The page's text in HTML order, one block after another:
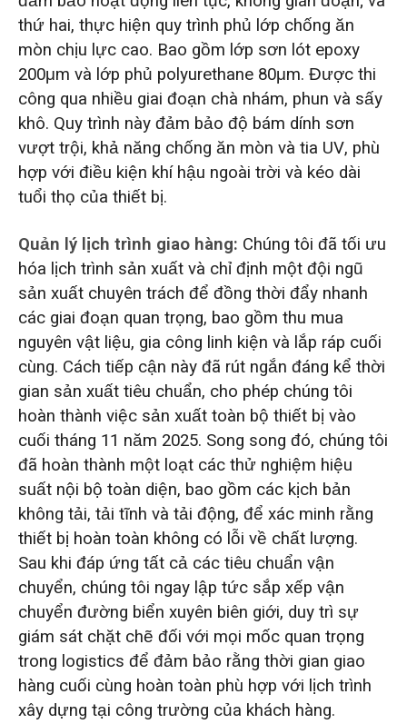
thứ hai, thực hiện quy trình phủ lớp chống ăn
mòn chịu lực cao. Bao gồm lớp sơn lót epoxy
200μm và lớp phủ polyurethane 80μm. Được thi
công qua nhiều giai đoạn chà nhám, phun và sấy
khô. Quy trình này đảm bảo độ bám dính sơn
vượt trội, khả năng chống ăn mòn và tia UV, phù
hợp với điều kiện khí hậu ngoài trời và kéo dài
tuổi thọ của thiết bị.
Quản lý lịch trình giao hàng: Chúng tôi đã tối ưu
hóa lịch trình sản xuất và chỉ định một đội ngũ
sản xuất chuyên trách để đồng thời đẩy nhanh
các giai đoạn quan trọng, bao gồm thu mua
nguyên vật liệu, gia công linh kiện và lắp ráp cuối
cùng. Cách tiếp cận này đã rút ngắn đáng kể thời
gian sản xuất tiêu chuẩn, cho phép chúng tôi
hoàn thành việc sản xuất toàn bộ thiết bị vào
cuối tháng 11 năm 2025. Song song đó, chúng tôi
đã hoàn thành một loạt các thử nghiệm hiệu
suất nội bộ toàn diện, bao gồm các kịch bản
không tải, tải tĩnh và tải động, để xác minh rằng
thiết bị hoàn toàn không có lỗi về chất lượng.
Sau khi đáp ứng tất cả các tiêu chuẩn vận
chuyển, chúng tôi ngay lập tức sắp xếp vận
chuyển đường biển xuyên biên giới, duy trì sự
giám sát chặt chẽ đối với mọi mốc quan trọng
trong logistics để đảm bảo rằng thời gian giao
hàng cuối cùng hoàn toàn phù hợp với lịch trình
xây dựng tại công trường của khách hàng.